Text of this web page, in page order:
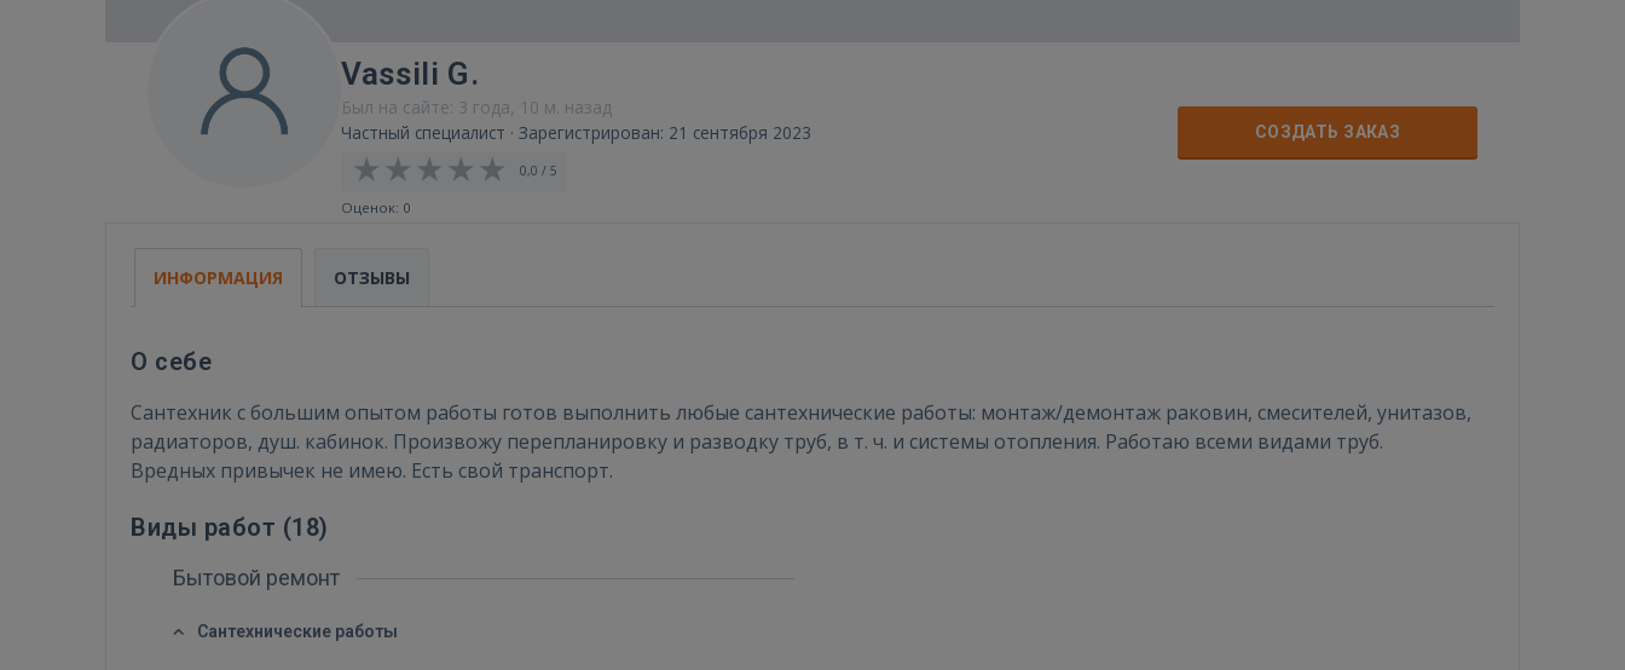
Vassili G.
Был на сайте: 3 года, 10 м. назад
Частный специалист · Зарегистрирован: 21 сентября 2023
0,0 / 5
Оценок: 0
СОЗДАТЬ ЗАКАЗ
ИНФОРМАЦИЯ ОТЗЫВЫ
О себе
Сантехник с большим опытом работы готов выполнить любые сантехнические работы: монтаж/демонтаж раковин, смесителей, унитазов,
радиаторов, душ. кабинок. Произвожу перепланировку и разводку труб, в т. ч. и системы отопления. Работаю всеми видами труб.
Вредных привычек не имею. Есть свой транспорт.
Виды работ (18)
Бытовой ремонт
Сантехнические работы